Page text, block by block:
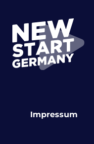
Impressum